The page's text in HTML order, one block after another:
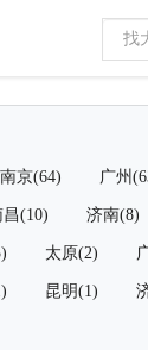
南京(64) 广州
昌(10) 济南(8)
太原(2)
昆明(1)